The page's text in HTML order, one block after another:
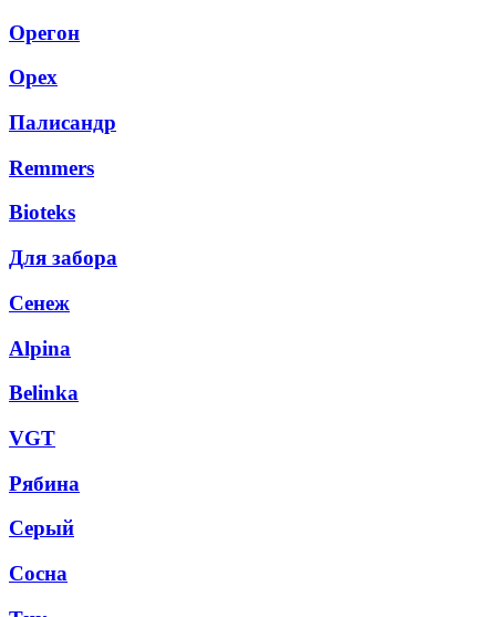
Орегон
Орех
Палисандр
Remmers
Bioteks
Для забора
Сенеж
Alpina
Belinka
VGT
Рябина
Серый
Сосна